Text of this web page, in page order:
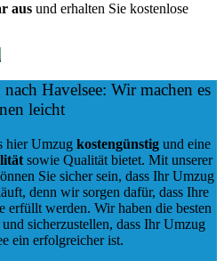
aus und erhalten Sie kostenlose
Havelsee: Wir machen es
leicht
hier Umzug kostengünstigund eine
sowie Qualität bietet. Mit unserer
Sie sicher sein, dass Ihr Umzug
denn wir sorgen dafür, dass Ihre
erfüllt werden. Wir haben die besten
sicherzustellen, dass Ihr Umzug
ein erfolgreicher ist.